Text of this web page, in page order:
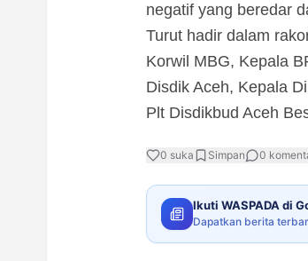
negatif yang beredar
Turut hadir dalam
Korwil MBG, Kepala
Disdik Aceh, Kepala
Plt Disdikbud Aceh
0 suka Simpan 0
Ikuti WASPADA di
Dapatkan berita